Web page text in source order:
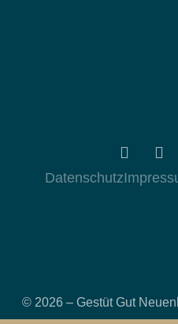
© 2026 – Gestüt Gut
Datenschutz